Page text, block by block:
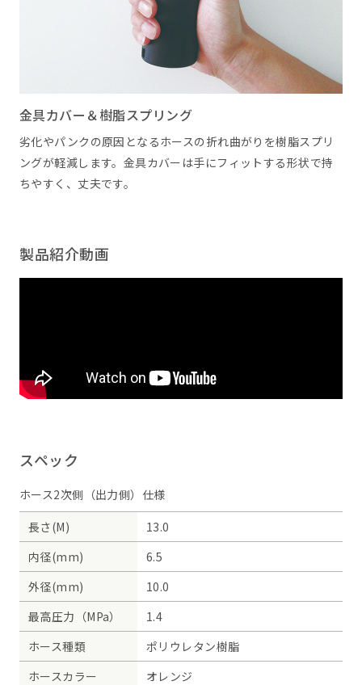
金具カバー＆樹脂スプリング
劣化やパンクの原因となるホースの折れ曲がりを樹脂スプリ
ングが軽減します。金具カバーは手にフィットする形状で持
ちやすく、丈夫です。
製品紹介動画
スペック
ホース2次側（出力側）仕様
長さ(M)
13.0
内径(mm)
6.5
外径(mm)
10.0
最高圧力（MPa）
1.4
ホース種類
ポリウレタン樹脂
ホースカラー
オレンジ